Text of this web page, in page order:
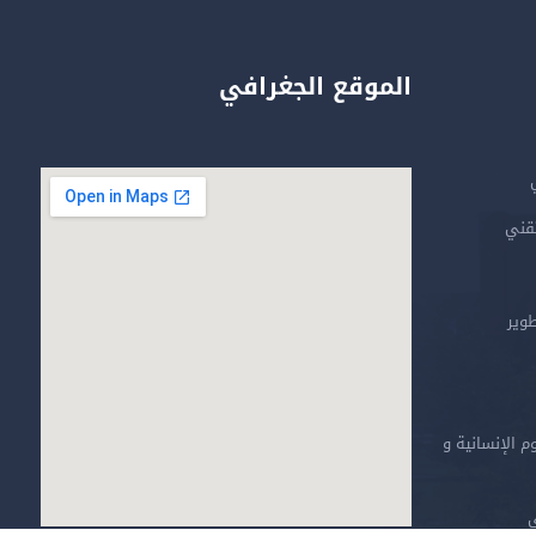
الإنسانية و
الموقع الجغرافي